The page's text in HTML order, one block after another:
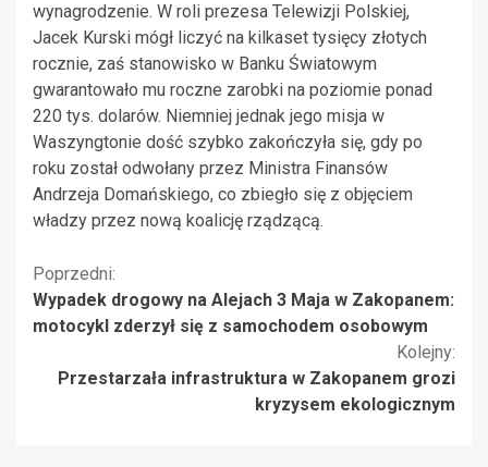
wynagrodzenie. W roli prezesa Telewizji Polskiej,
Jacek Kurski mógł liczyć na kilkaset tysięcy złotych
rocznie, zaś stanowisko w Banku Światowym
gwarantowało mu roczne zarobki na poziomie ponad
220 tys. dolarów. Niemniej jednak jego misja w
Waszyngtonie dość szybko zakończyła się, gdy po
roku został odwołany przez Ministra Finansów
Andrzeja Domańskiego, co zbiegło się z objęciem
władzy przez nową koalicję rządzącą.
Kontynuuj
czytanie
Poprzedni:
Wypadek drogowy na Alejach 3 Maja w Zakopanem:
motocykl zderzył się z samochodem osobowym
Kolejny:
Przestarzała infrastruktura w Zakopanem grozi
kryzysem ekologicznym